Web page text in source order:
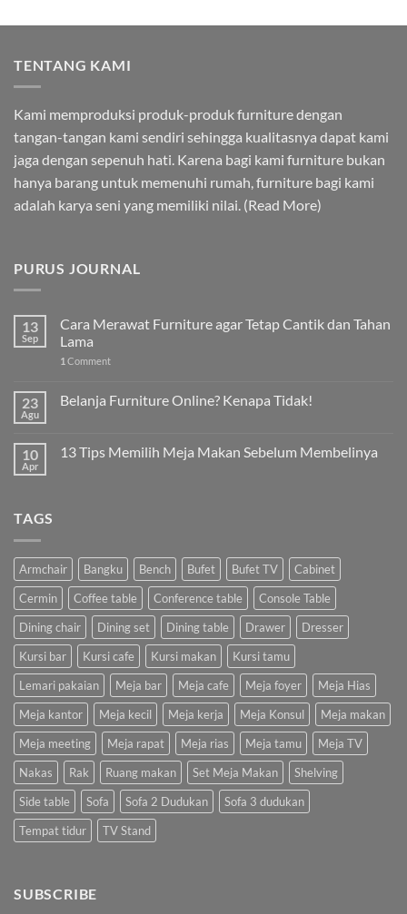
TENTANG KAMI
Kami memproduksi produk-produk furniture dengan
tangan-tangan kami sendiri sehingga kualitasnya dapat kami
jaga dengan sepenuh hati. Karena bagi kami furniture bukan
hanya barang untuk memenuhi rumah, furniture bagi kami
adalah karya seni yang memiliki nilai. (Read More)
PURUS JOURNAL
13
Sep
Cara Merawat Furniture agar Tetap Cantik dan Tahan
Lama
1 Comment
23
Agu
Belanja Furniture Online? Kenapa Tidak!
10
Apr
13 Tips Memilih Meja Makan Sebelum Membelinya
TAGS
Armchair Bangku Bench Bufet Bufet TV
Cabinet
Cermin
Coffee table Conference table
Console Table
Dining chair
Dining set Dining table Drawer
Dresser
Kursi bar
Kursi cafe Kursi makan
Kursi tamu
Lemari pakaian
Meja bar Meja cafe Meja foyer
Meja Hias
Meja kantor
Meja kecil Meja kerja Meja Konsul
Meja makan
Meja meeting
Meja rapat Meja rias Meja tamu
Meja TV
Nakas
Rak Ruang makan Set Meja Makan
Shelving
Side table
Sofa Sofa 2 Dudukan
Sofa 3 dudukan
Tempat tidur
TV Stand
SUBSCRIBE